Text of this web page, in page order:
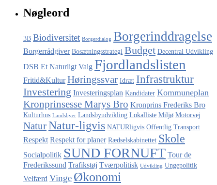
Nøgleord
3B Biodiversitet Borgerdialog Borgerinddragelse
Borgerrådgiver Bosætningsstrategi Budget Decentral Udvikling
DSB Et Naturligt Valg Fjordlandslisten
Fritid&Kultur Høringssvar Idræt Infrastruktur
Investering Investeringsplan Kandidater Kommuneplan
Kronprinsesse Marys Bro Kronprins Frederiks Bro
Kulturhus Landsbyer Landsbyudvikling Lokalliste Miljø Motorvej
NaturNatur-ligvis NATURligvis Offentlig Transport
Respekt Respekt for planer Rædselskabinettet Skole
Socialpolitik SUND FORNUFT Tour de
Frederikssund Trafikstøj Tværpolitisk Udvikling Ungepolitik
Velfærd Vinge Økonomi